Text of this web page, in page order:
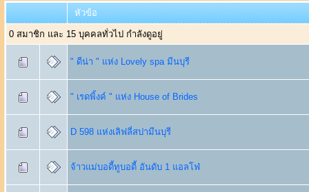
หัวข้อ
0 สมาชิก และ 15 บุคคลทั่วไป กำลังดูอยู่
" ดีน่า " แห่ง Lovely spa มีนบุรี
" เรดพิ้งค์ " แห่ง House of Brides
D 598 แห่งเลิฟลี่สปามีนบุรี
จ้าวแม่บอดี้ทูบอดี้ อันดับ 1 แอลโฟ่